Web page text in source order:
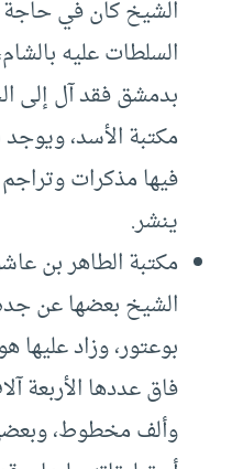
الشيخ كان في
السلطات عليه
بدمشق فقد آل إلى
فيها مذكرات
ينشر.
مكتبة الطاهر بن
الشيخ بعضها عن
بوعتور، وزاد
فاق عددها الأربعة
وألف مخطوط،